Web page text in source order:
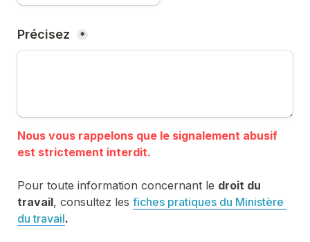
Précisez *
Nous vous rappelons que le signalement abusif
Pour toute information concernant le droit du
travail, consultez les fiches pratiques du Ministère
du travail